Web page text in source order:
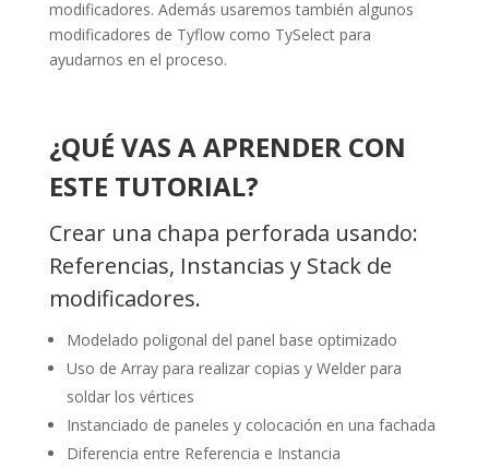
modificadores. Además usaremos también algunos
modificadores de Tyflow como TySelect para
ayudarnos en el proceso.
¿QUÉ VAS A APRENDER CON
ESTE TUTORIAL?
Crear una chapa perforada usando:
Referencias, Instancias y Stack de
modificadores.
Modelado poligonal del panel base optimizado
Uso de Array para realizar copias y Welder para
soldar los vértices
Instanciado de paneles y colocación en una fachada
Diferencia entre Referencia e Instancia